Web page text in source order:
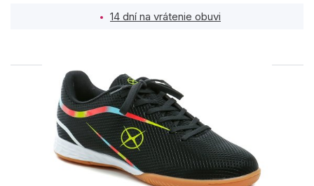
14 dní na vrátenie obuvi
PODOBNÉ PRODUKTY